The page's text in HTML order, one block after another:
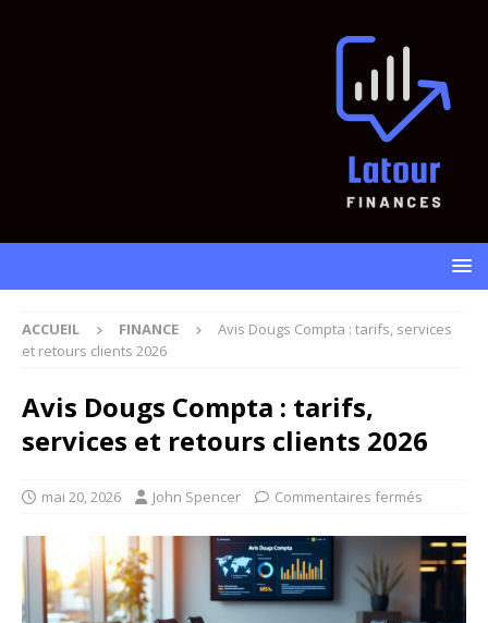
ACCUEIL FINANCE
Avis Dougs Compta : tarifs, services
et retours clients 2026
Avis Dougs Compta : tarifs,
services et retours clients 2026
mai 20, 2026 John Spencer Commentaires fermés